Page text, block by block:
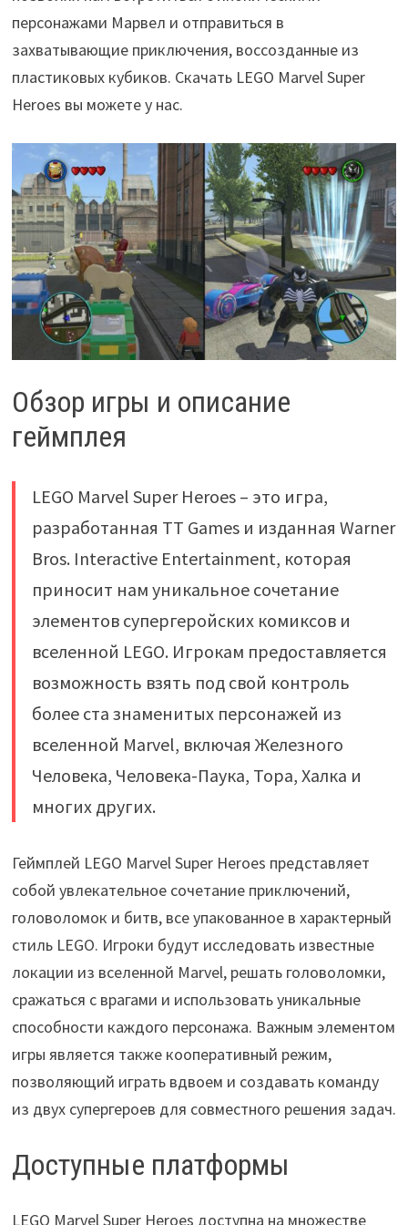
персонажами Марвел и отправиться в
захватывающие приключения, воссозданные из
пластиковых кубиков. Скачать LEGO Marvel Super
Heroes вы можете у нас.
Обзор игры и описание
геймплея
LEGO Marvel Super Heroes – это игра,
разработанная TT Games и изданная Warner
Bros. Interactive Entertainment, которая
приносит нам уникальное сочетание
элементов супергеройских комиксов и
вселенной LEGO. Игрокам предоставляется
возможность взять под свой контроль
более ста знаменитых персонажей из
вселенной Marvel, включая Железного
Человека, Человека-Паука, Тора, Халка и
многих других.
Геймплей LEGO Marvel Super Heroes представляет
собой увлекательное сочетание приключений,
головоломок и битв, все упакованное в характерный
стиль LEGO. Игроки будут исследовать известные
локации из вселенной Marvel, решать головоломки,
сражаться с врагами и использовать уникальные
способности каждого персонажа. Важным элементом
игры является также кооперативный режим,
позволяющий играть вдвоем и создавать команду
из двух супергероев для совместного решения задач.
Доступные платформы
LEGO Marvel Super Heroes доступна на множестве